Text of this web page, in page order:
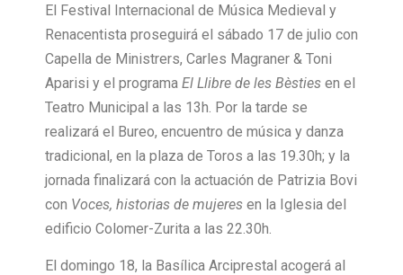
El Festival Internacional de Música Medieval y
Renacentista proseguirá el sábado 17 de julio con
Capella de Ministrers, Carles Magraner & Toni
Aparisi y el programa El Llibre de les Bèsties en el
Teatro Municipal a las 13h. Por la tarde se
realizará el Bureo, encuentro de música y danza
tradicional, en la plaza de Toros a las 19.30h; y la
jornada finalizará con la actuación de Patrizia Bovi
con Voces, historias de mujeres en la Iglesia del
edificio Colomer-Zurita a las 22.30h.
El domingo 18, la Basílica Arciprestal acogerá al